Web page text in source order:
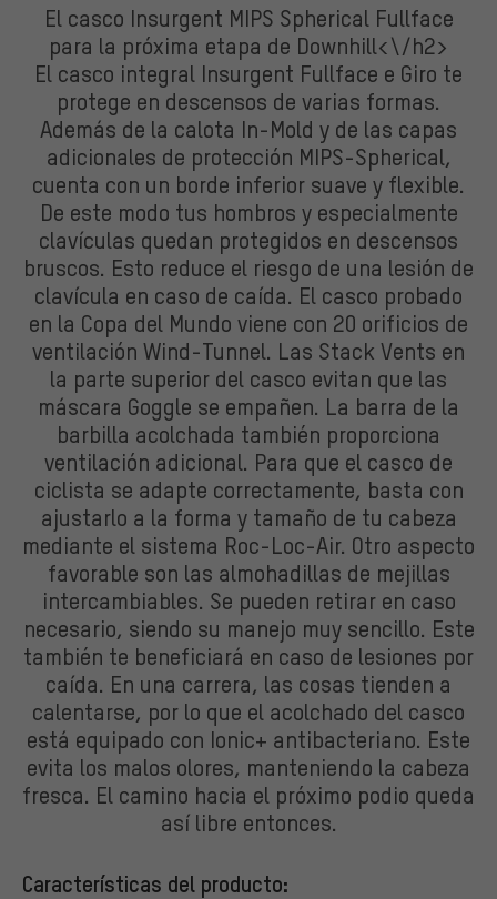
El casco Insurgent MIPS Spherical Fullface
para la próxima etapa de Downhill<\/h2>
El casco integral Insurgent Fullface e Giro te
protege en descensos de varias formas.
Además de la calota In-Mold y de las capas
adicionales de protección MIPS-Spherical,
cuenta con un borde inferior suave y flexible.
De este modo tus hombros y especialmente
clavículas quedan protegidos en descensos
bruscos. Esto reduce el riesgo de una lesión de
clavícula en caso de caída. El casco probado
en la Copa del Mundo viene con 20 orificios de
ventilación Wind-Tunnel. Las Stack Vents en
la parte superior del casco evitan que las
máscara Goggle se empañen. La barra de la
barbilla acolchada también proporciona
ventilación adicional. Para que el casco de
ciclista se adapte correctamente, basta con
ajustarlo a la forma y tamaño de tu cabeza
mediante el sistema Roc-Loc-Air. Otro aspecto
favorable son las almohadillas de mejillas
intercambiables. Se pueden retirar en caso
necesario, siendo su manejo muy sencillo. Este
también te beneficiará en caso de lesiones por
caída. En una carrera, las cosas tienden a
calentarse, por lo que el acolchado del casco
está equipado con Ionic+ antibacteriano. Este
evita los malos olores, manteniendo la cabeza
fresca. El camino hacia el próximo podio queda
así libre entonces.
Características del producto: